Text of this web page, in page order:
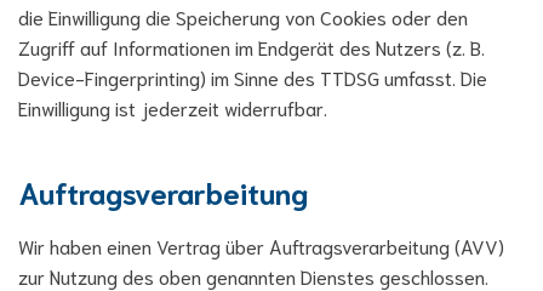
die Einwilligung die Speicherung von Cookies oder den
Zugriff auf Informationen im Endgerät des Nutzers (z. B.
Device-Fingerprinting) im Sinne des TTDSG umfasst. Die
Einwilligung ist jederzeit widerrufbar.
Auftragsverarbeitung
Wir haben einen Vertrag über Auftragsverarbeitung (AVV)
zur Nutzung des oben genannten Dienstes geschlossen.